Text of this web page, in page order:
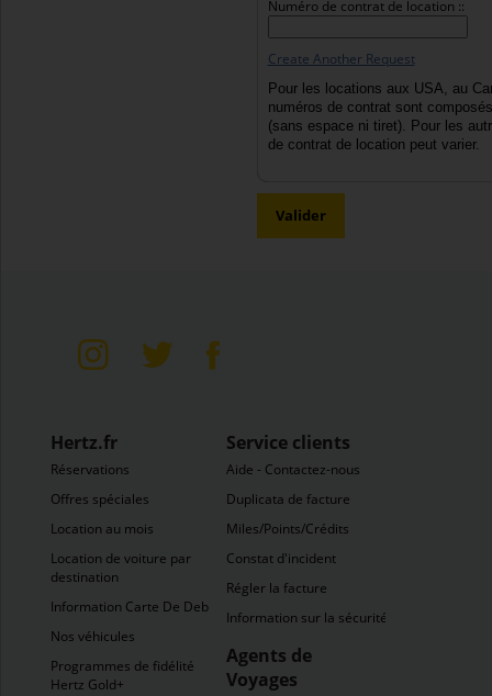
Numéro de contrat de location ::
Create Another Request
Pour les locations aux USA, au
numéros de contrat sont
(sans espace ni tiret). Pour les
de contrat de location peut varier.
Valider
Hertz.fr
Réservations
Offres spéciales
Location au mois
Location de voiture par
destination
Information Carte De Debit
Nos véhicules
Programmes de fidélité
Hertz Gold+
Service clients
Aide - Contactez-nous
Duplicata de facture
Miles/Points/Crédits
Constat d'incident
Régler la facture
Information sur la sécurité
Agents de
Voyages